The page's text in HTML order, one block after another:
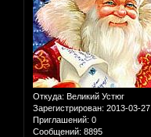
Откуда: Великий Устюг
Зарегистрирован: 2013-03-27
Приглашений: 0
Сообщений: 8895